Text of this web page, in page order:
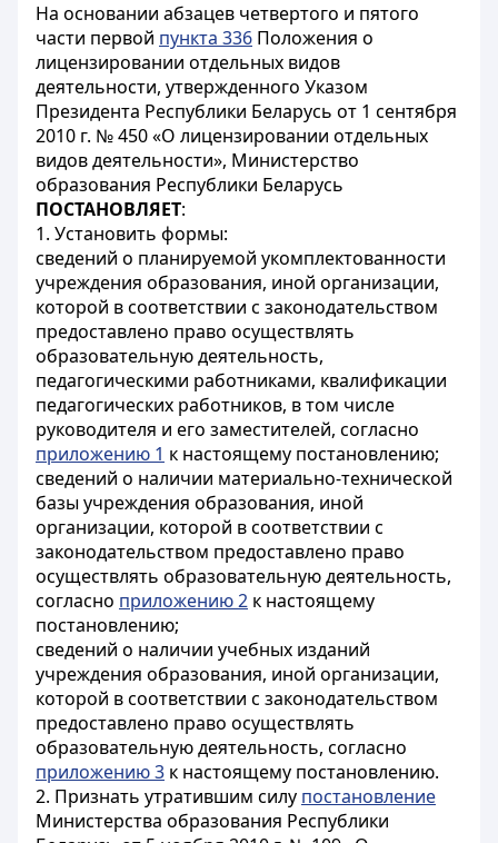
На основании абзацев четвертого и пятого
части первой пункта 336 Положения о
лицензировании отдельных видов
деятельности, утвержденного Указом
Президента Республики Беларусь от 1 сентября
2010 г. № 450 «О лицензировании отдельных
видов деятельности», Министерство
образования Республики Беларусь
ПОСТАНОВЛЯЕТ:
1. Установить формы:
сведений о планируемой укомплектованности
учреждения образования, иной организации,
которой в соответствии с законодательством
предоставлено право осуществлять
образовательную деятельность,
педагогическими работниками, квалификации
педагогических работников, в том числе
руководителя и его заместителей, согласно
приложению 1 к настоящему постановлению;
сведений о наличии материально-технической
базы учреждения образования, иной
организации, которой в соответствии с
законодательством предоставлено право
осуществлять образовательную деятельность,
согласно приложению 2 к настоящему
постановлению;
сведений о наличии учебных изданий
учреждения образования, иной организации,
которой в соответствии с законодательством
предоставлено право осуществлять
образовательную деятельность, согласно
приложению 3 к настоящему постановлению.
2. Признать утратившим силу постановление
Министерства образования Республики